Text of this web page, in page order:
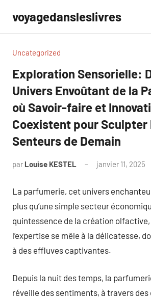
contenu
voyagedansleslivres
Uncategorized
Exploration Sensorielle:
Univers Envoûtant de la
où Savoir-faire et
Coexistent pour Sculpter
Senteurs de Demain
par Louise KESTEL janvier 11, 2025
La parfumerie, cet univers
plus qu’une simple secteur
quintessence de la création olfactive,
l’expertise se mêle à la délicatesse,
à des effluves captivantes.
Depuis la nuit des temps, la
réveille des sentiments, à travers